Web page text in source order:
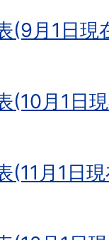
(9月1日
(10月1日
(11月1日